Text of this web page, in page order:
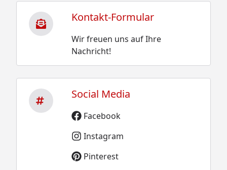
Kontakt-Formular
Wir freuen uns auf Ihre
Nachricht!
Social Media
Facebook
Instagram
Pinterest